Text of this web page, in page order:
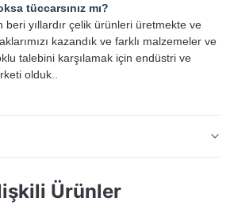
tüccarsınız mı?
yıllardır çelik ürünleri üretmekte ve
kazandık ve farklı malzemeler ve
talebini karşılamak için endüstri ve
olduk..
Çelik Yaprak Metal 4mm-25mm
Ürünler